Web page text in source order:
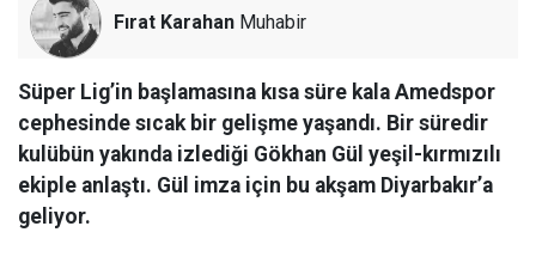
Fırat Karahan Muhabir
Süper Lig’in başlamasına kısa süre kala Amedspor
cephesinde sıcak bir gelişme yaşandı. Bir süredir
kulübün yakında izlediği Gökhan Gül yeşil-kırmızılı
ekiple anlaştı. Gül imza için bu akşam Diyarbakır’a
geliyor.